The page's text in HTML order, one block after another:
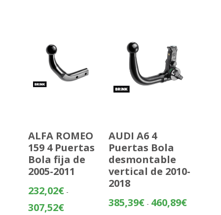
ALFA ROMEO
159 4 Puertas
Bola fija de
2005-2011
232,02€ -
307,52€Rango
AUDI A6 4
Puertas Bola
desmontable
vertical de 2010-
2018
385,39€ - 460,89€Rango